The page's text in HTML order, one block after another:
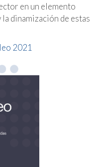
en un elemento
dinamización de estas
2021